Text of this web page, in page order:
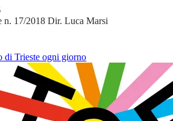
n. 17/2018 Dir. Luca Marsi
di Trieste ogni giorno